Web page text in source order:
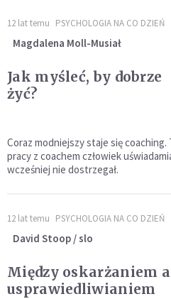
12 lat temu PSYCHOLOGIA NA CO DZIEŃ
Magdalena Moll-Musiał
Jak myśleć, by dobrze
żyć?
Coraz modniejszy staje się
pracy z coachem człowiek
wcześniej nie dostrzegał.
12 lat temu PSYCHOLOGIA NA CO DZIEŃ
David Stoop / slo
Między oskarżaniem a
usprawiedliwianiem